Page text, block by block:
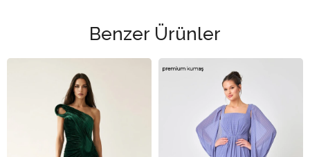
Benzer Ürünler